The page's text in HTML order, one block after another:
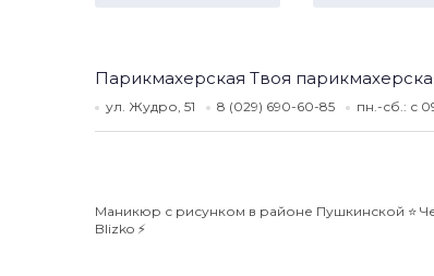
Парикмахерская Твоя
ул. Жудро, 51 8 (029) 690-60-85 пн.-сб.: с
Маникюр с рисунком в районе Пушкинской ⭐️
Blizko ⚡️